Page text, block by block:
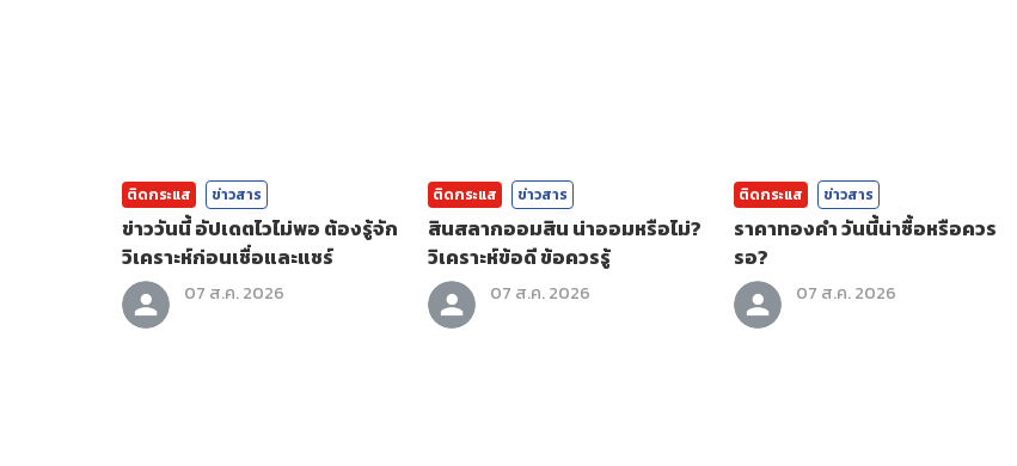
ติดกระแส ข่าวสาร
ข่าววันนี้ อัปเดตไวไม่พอ ต้องรู้จัก
วิเคราะห์ก่อนเชื่อและแชร์
07 ส.ค. 2026
ติดกระแส ข่าวสาร
สินสลากออมสิน น่าออมหรือไม่?
วิเคราะห์ข้อดี ข้อควรรู้
07 ส.ค. 2026
ติดกระแส ข่าวสาร
ราคาทองคํา วันนี้น่าซื้อหรือควร
รอ?
07 ส.ค. 2026